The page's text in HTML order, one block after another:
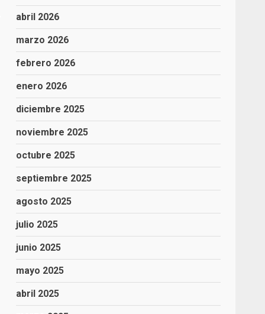
abril 2026
marzo 2026
febrero 2026
enero 2026
diciembre 2025
noviembre 2025
octubre 2025
septiembre 2025
agosto 2025
julio 2025
junio 2025
mayo 2025
abril 2025